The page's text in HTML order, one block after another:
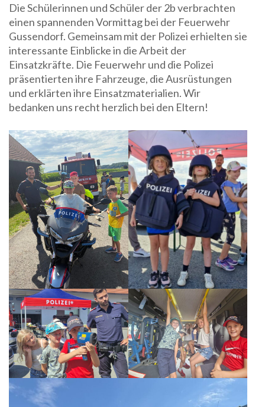
Die Schülerinnen und Schüler der 2b verbrachten
einen spannenden Vormittag bei der Feuerwehr
Gussendorf. Gemeinsam mit der Polizei erhielten sie
interessante Einblicke in die Arbeit der
Einsatzkräfte. Die Feuerwehr und die Polizei
präsentierten ihre Fahrzeuge, die Ausrüstungen
und erklärten ihre Einsatzmaterialien. Wir
bedanken uns recht herzlich bei den Eltern!